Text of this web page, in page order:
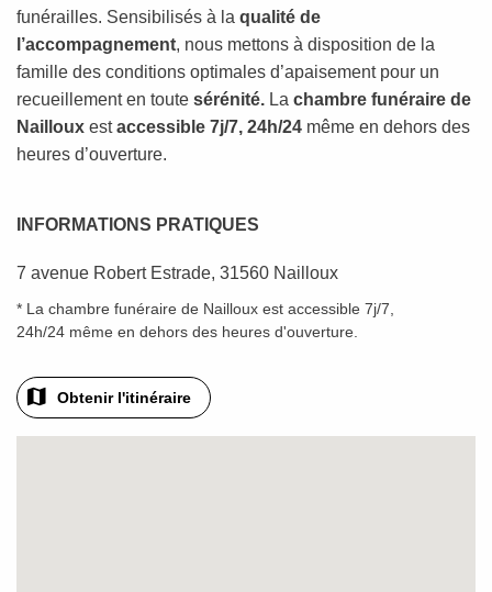
funérailles. Sensibilisés à la qualité de
l’accompagnement, nous mettons à disposition de la
famille des conditions optimales d’apaisement pour un
recueillement en toute sérénité. La chambre funéraire de
Nailloux estaccessible 7j/7, 24h/24 même en dehors des
heures d’ouverture.
INFORMATIONS PRATIQUES
7 avenue Robert Estrade, 31560 Nailloux
* La chambre funéraire de Nailloux est accessible 7j/7,
24h/24 même en dehors des heures d'ouverture.
Obtenir l'itinéraire